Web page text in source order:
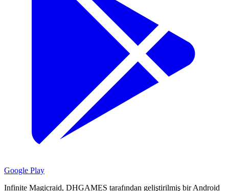
Google Play
Infinite Magicraid, DHGAMES tarafından geliştirilmiş bir Android